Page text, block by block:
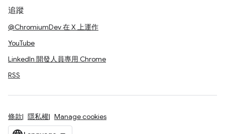
追蹤
@ChromiumDev 在 X 上運作
YouTube
LinkedIn 開發人員專用 Chrome
RSS
條款 隱私權 Manage cookies